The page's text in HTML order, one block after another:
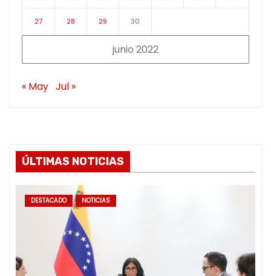
junio 2022
27 28 29 30
« May Jul »
ÚLTIMAS NOTICIAS
DESTACADO NOTICIAS